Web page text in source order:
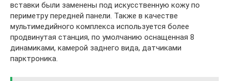
вставки были заменены под искусственную кожу по
периметру передней панели. Также в качестве
мультимедийного комплекса используется более
продвинутая станция, по умолчанию оснащенная 8
динамиками, камерой заднего вида, датчиками
парктроника.